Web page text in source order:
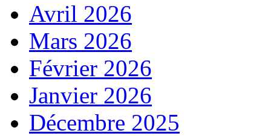
Avril 2026
Mars 2026
Février 2026
Janvier 2026
Décembre 2025